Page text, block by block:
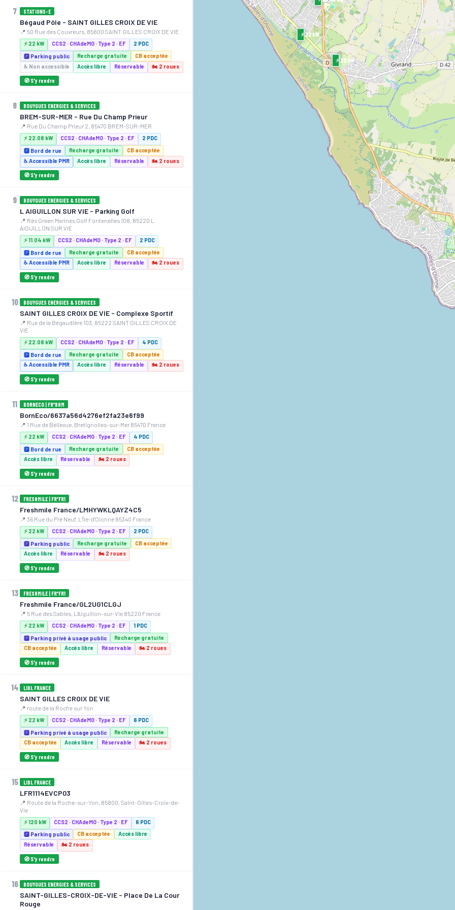
7 STATIONS-E
Bégaud Pôle - SAINT GILLES CROIX DE VIE
📍 50 Rue des Couvreurs, 85800 SAINT GILLES CROIX DE VIE
⚡ 22 kW CCS2 · CHAdeMO · Type 2 · EF
2 PDC
🅿️ Parking public
Recharge gratuite
CB acceptée
♿ Non accessible
Accès libre Réservable 🏍️ 2 roues
🧭 S'y rendre
8 BOUYGUES ENERGIES & SERVICES
BREM-SUR-MER - Rue Du Champ Prieur
📍 Rue Du Champ Prieur 2, 85470 BREM-SUR-MER
⚡ 22.08 kW CCS2 · CHAdeMO · Type 2 · EF
2 PDC
🅿️ Bord de rue
Recharge gratuite
CB acceptée
♿ Accessible PMR
Accès libre Réservable 🏍️ 2 roues
🧭 S'y rendre
9 BOUYGUES ENERGIES & SERVICES
L AIGUILLON SUR VIE - Parking Golf
📍 Rés Green Marines Golf Fontenelles 108, 85220 L
AIGUILLON SUR VIE
⚡ 11.04 kW CCS2 · CHAdeMO · Type 2 · EF
2 PDC
🅿️ Bord de rue
Recharge gratuite
CB acceptée
♿ Accessible PMR
Accès libre Réservable 🏍️ 2 roues
🧭 S'y rendre
10 BOUYGUES ENERGIES & SERVICES
SAINT GILLES CROIX DE VIE - Complexe Sportif
📍 Rue de la Bégaudière 103, 85222 SAINT GILLES CROIX DE
VIE
⚡ 22.08 kW CCS2 · CHAdeMO · Type 2 · EF
4 PDC
🅿️ Bord de rue
Recharge gratuite
CB acceptée
♿ Accessible PMR
Accès libre Réservable 🏍️ 2 roues
🧭 S'y rendre
11 BORNECO | FR*BHM
BornEco/6637a56d4276ef2fa23e6f99
📍 1 Rue de Bellevue, Bretignolles-sur-Mer 85470 France
⚡ 22 kW CCS2 · CHAdeMO · Type 2 · EF
4 PDC
🅿️ Bord de rue
Recharge gratuite
CB acceptée
Accès libre
Réservable 🏍️ 2 roues
🧭 S'y rendre
12 FRESHMILE | FR*FR1
Freshmile France/LMHYWKLQAYZ4C5
📍 36 Rue du Pré Neuf, L'Île-d'Olonne 85340 France
⚡ 22 kW CCS2 · CHAdeMO · Type 2 · EF
2 PDC
🅿️ Parking public
Recharge gratuite
CB acceptée
Accès libre
Réservable 🏍️ 2 roues
🧭 S'y rendre
13 FRESHMILE | FR*FR1
Freshmile France/GL2UG1CLGJ
📍 5 Rue des Sables, L'Aiguillon-sur-Vie 85220 France
⚡ 22 kW CCS2 · CHAdeMO · Type 2 · EF
1 PDC
🅿️ Parking privé à usage public
Recharge gratuite
CB acceptée
Accès libre Réservable 🏍️ 2 roues
🧭 S'y rendre
14 LIDL FRANCE
SAINT GILLES CROIX DE VIE
📍 route de la Roche sur Yon
⚡ 22 kW CCS2 · CHAdeMO · Type 2 · EF
6 PDC
🅿️ Parking privé à usage public
Recharge gratuite
CB acceptée
Accès libre Réservable 🏍️ 2 roues
🧭 S'y rendre
15 LIDL FRANCE
LFR1114EVCP03
📍 Route de la Roche-sur-Yon, 85800, Saint-Gilles-Croix-de-
Vie
⚡ 120 kW CCS2 · CHAdeMO · Type 2 · EF
6 PDC
🅿️ Parking public
CB acceptée
Accès libre
Réservable
🏍️ 2 roues
🧭 S'y rendre
16 BOUYGUES ENERGIES & SERVICES
SAINT-GILLES-CROIX-DE-VIE - Place De La Cour
Rouge
⚡ 22 kW
⚡ 22 kW